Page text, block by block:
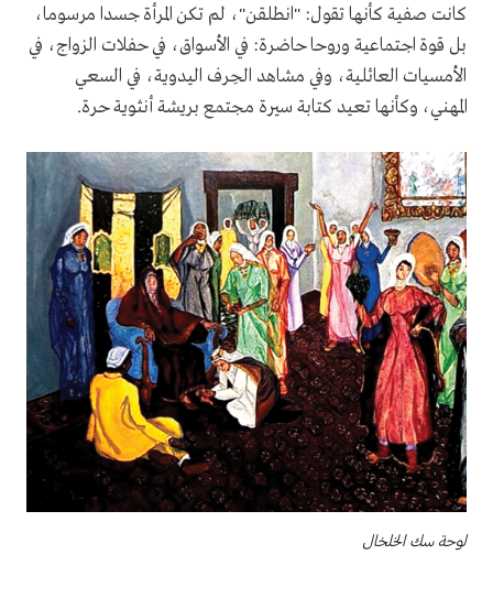
كانت صفية كأنها تقول: "انطلقن"، لم تكن المرأة جسدا مرسوما،
بل قوة اجتماعية وروحا حاضرة: في الأسواق، في حفلات الزواج، في
الأمسيات العائلية، وفي مشاهد الحِرف اليدوية، في السعي
المهني، وكأنها تعيد كتابة سيرة مجتمع بريشة أنثوية حرة.
لوحة سك الخلخال